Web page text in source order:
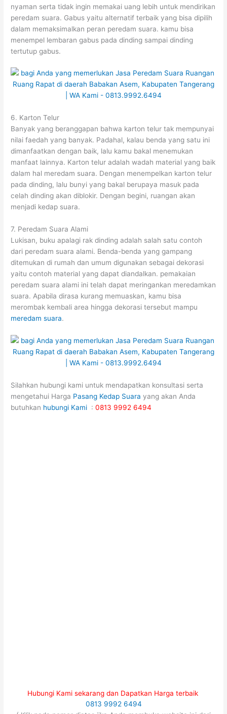
nyaman serta tidak ingin memakai uang lebih untuk mendirikan
peredam suara. Gabus yaitu alternatif terbaik yang bisa dipilih
dalam memaksimalkan peran peredam suara. kamu bisa
menempel lembaran gabus pada dinding sampai dinding
tertutup gabus.
6. Karton Telur
Banyak yang beranggapan bahwa karton telur tak mempunyai
nilai faedah yang banyak. Padahal, kalau benda yang satu ini
dimanfaatkan dengan baik, lalu kamu bakal menemukan
manfaat lainnya. Karton telur adalah wadah material yang baik
dalam hal meredam suara. Dengan menempelkan karton telur
pada dinding, lalu bunyi yang bakal berupaya masuk pada
celah dinding akan diblokir. Dengan begini, ruangan akan
menjadi kedap suara.
7. Peredam Suara Alami
Lukisan, buku apalagi rak dinding adalah salah satu contoh
dari peredam suara alami. Benda-benda yang gampang
ditemukan di rumah dan umum digunakan sebagai dekorasi
yaitu contoh material yang dapat diandalkan. pemakaian
peredam suara alami ini telah dapat meringankan meredamkan
suara. Apabila dirasa kurang memuaskan, kamu bisa
merombak kembali area hingga dekorasi tersebut mampu
meredam suara.
Silahkan hubungi kami untuk mendapatkan konsultasi serta
mengetahui Harga Pasang Kedap Suara yang akan Anda
butuhkan hubungi Kami :0813 9992 6494
Hubungi Kami sekarang dan Dapatkan Harga terbaik
0813 9992 6494